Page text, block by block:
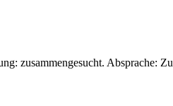
zusammengesucht. Absprache: